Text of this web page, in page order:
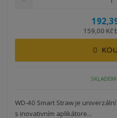
159,00 Kč
WD-40 Smart Straw je
s inovativním aplikátore...